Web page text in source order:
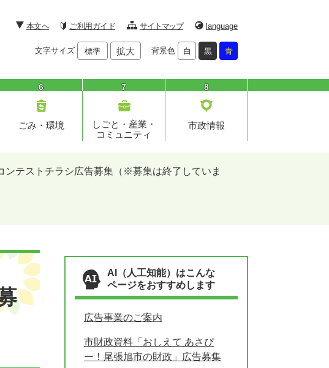
本文へ ご利用ガイド サイトマップ language
文字サイズ 標準 拡大 背景色 白 黒 青
6
ごみ・環境
7
しごと・産業・
コミュニティ
8
市政情報
ンテストチラシ広告募集（※募集は終了していま
AI（人工知能）はこんな
ページをおすすめします
広告事業のご案内
市財政資料「おしえて あさぴ
ー！尾張旭市の財政」広告募集